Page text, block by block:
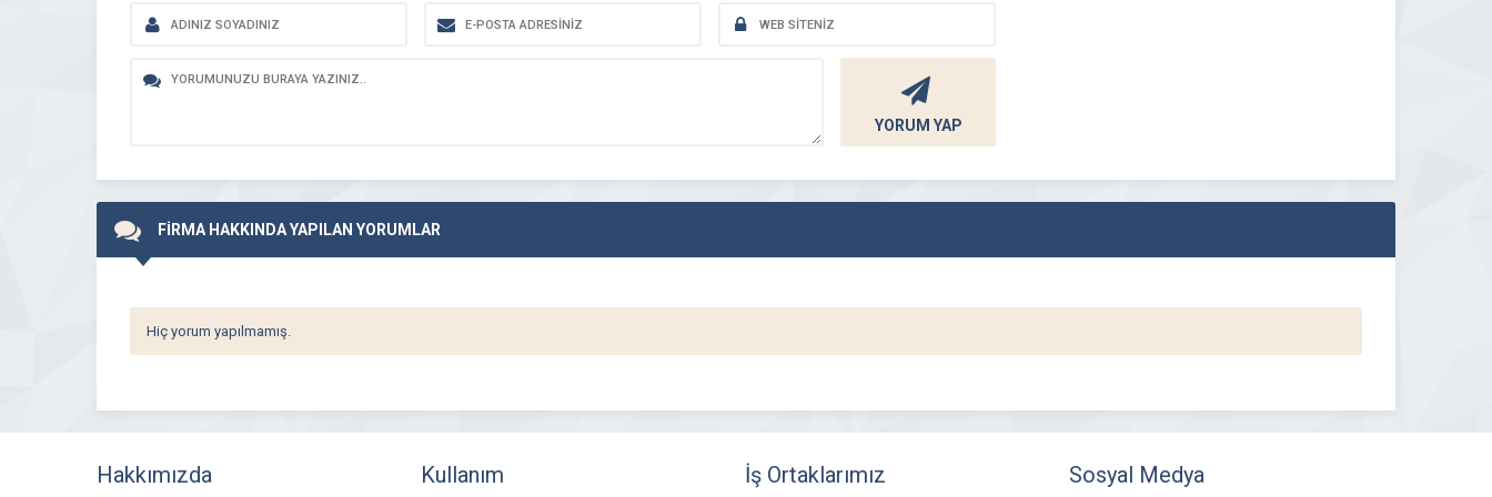
YORUM YAP
FİRMA HAKKINDA YAPILAN YORUMLAR
Hiç yorum yapılmamış.
Hakkımızda Kullanım İş Ortaklarımız Sosyal Medya